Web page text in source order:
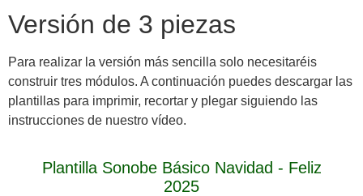
Versión de 3 piezas
Para realizar la versión más sencilla solo necesitaréis
construir tres módulos. A continuación puedes descargar las
plantillas para imprimir, recortar y plegar siguiendo las
instrucciones de nuestro vídeo.
Plantilla Sonobe Básico Navidad - Feliz
2025